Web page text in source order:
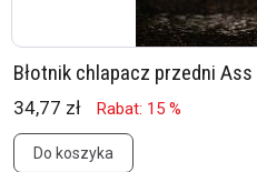
Błotnik chlapacz przedni
34,77 zł Rabat: 15 %
Do koszyka